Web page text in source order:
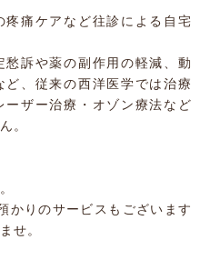
痛ケアなど往診による自宅
訴や薬の副作用の軽減、動
、従来の西洋医学では治療
ザー治療・オゾン療法など
。
かりのサービスもございます
せ。